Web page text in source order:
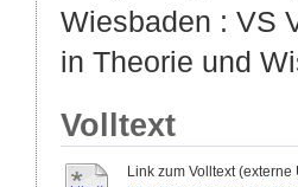
Wiesbaden : VS
in Theorie und
Volltext
Link zum Volltext (externe